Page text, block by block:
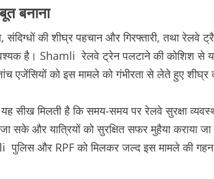
बनाना
की शीघ्र पहचान और गिरफ्तारी, तथा रेलवे
है। Shamli रेलवे ट्रेन पलटाने की कोशिश से यह
एजेंसियों को इस मामले को गंभीरता से लेते हुए शीघ्र
सीख मिलती है कि समय-समय पर रेलवे सुरक्षा
जा सके और यात्रियों को सुरक्षित सफर मुहैया कराया
पुलिस और RPF को मिलकर जल्द इस मामले की गहन